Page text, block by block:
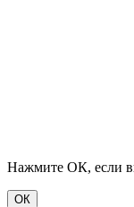
Нажмите ОК, если
ОК